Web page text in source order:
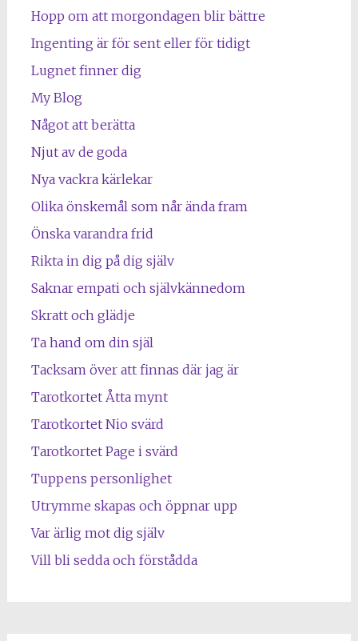
Hopp om att morgondagen blir bättre
Ingenting är för sent eller för tidigt
Lugnet finner dig
My Blog
Något att berätta
Njut av de goda
Nya vackra kärlekar
Olika önskemål som når ända fram
Önska varandra frid
Rikta in dig på dig själv
Saknar empati och självkännedom
Skratt och glädje
Ta hand om din själ
Tacksam över att finnas där jag är
Tarotkortet Åtta mynt
Tarotkortet Nio svärd
Tarotkortet Page i svärd
Tuppens personlighet
Utrymme skapas och öppnar upp
Var ärlig mot dig själv
Vill bli sedda och förstådda